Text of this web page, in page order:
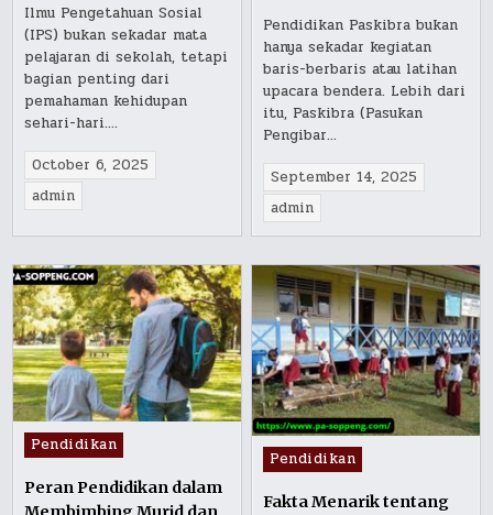
Ilmu Pengetahuan Sosial
(IPS) bukan sekadar mata
pelajaran di sekolah, tetapi
bagian penting dari
pemahaman kehidupan
sehari-hari….
October 6, 2025
admin
Pendidikan Paskibra bukan
hanya sekadar kegiatan
baris-berbaris atau latihan
upacara bendera. Lebih dari
itu, Paskibra (Pasukan
Pengibar…
September 14, 2025
admin
Posted
in
Pendidikan
Peran Pendidikan dalam
Posted
in
Pendidikan
Fakta Menarik tentang